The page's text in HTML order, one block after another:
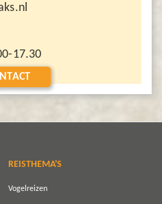
17.30
REISTHEMA'S
Vogelreizen